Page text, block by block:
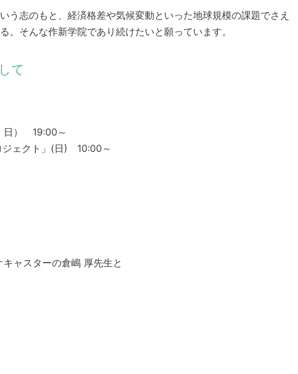
う志のもと、経済格差や気候変動といった地球規模の課題でさえ
。そんな作新学院であり続けたいと願っています。
て
日） 19:00～
ジェクト」(日) 10:00～
ャスターの倉嶋 厚先生と